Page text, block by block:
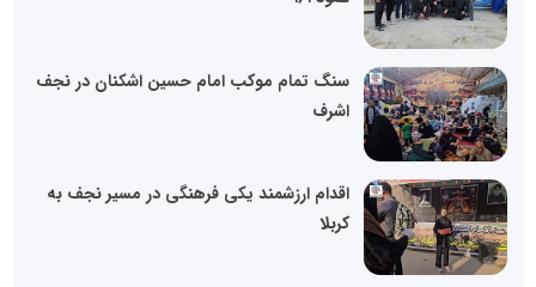
سنگ تمام موکب امام حسین اشکنان در نجف
اشرف
اقدام ارزشمند یکی فرهنگی در مسیر نجف به
کربلا